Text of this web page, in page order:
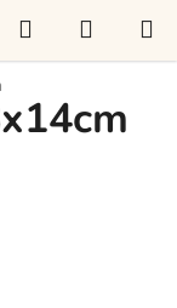
Hledat
KOŠÍK